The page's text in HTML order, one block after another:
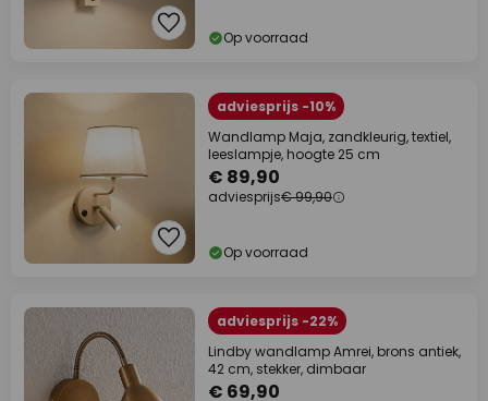
Op voorraad
adviesprijs -10%
Wandlamp Maja, zandkleurig, textiel,
leeslampje, hoogte 25 cm
€ 89,90
adviesprijs€ 99,90
Op voorraad
adviesprijs -22%
Lindby wandlamp Amrei, brons antiek,
42 cm, stekker, dimbaar
€ 69,90